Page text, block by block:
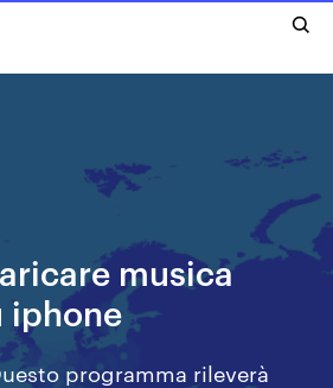
musica
iphone
programma rileverà